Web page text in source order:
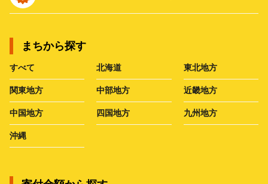
まちから探す
すべて 北海道 東北地方
関東地方 中部地方 近畿地方
中国地方 四国地方 九州地方
沖縄